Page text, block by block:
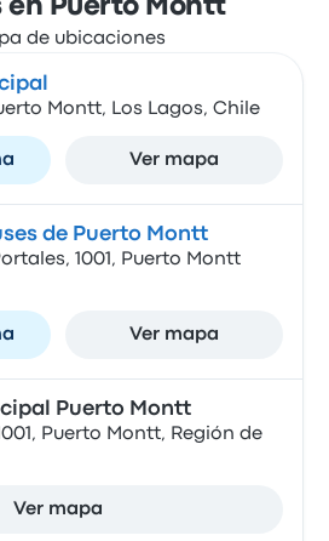
en Puerto Montt
Montt, Los Lagos, Chile
Ver mapa
de Puerto Montt
1001, Puerto Montt
Ver mapa
Puerto Montt
Puerto Montt, Región de
Ver mapa